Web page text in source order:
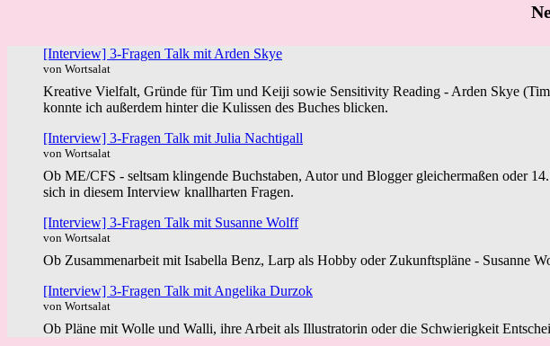
[Interview] 3-Fragen Talk mit Arden Skye
von Wortsalat
Kreative Vielfalt, Gründe für Tim und Keiji sowie Sensitivity Reading - Arden Skye
konnte ich außerdem hinter die Kulissen des Buches blicken.
[Interview] 3-Fragen Talk mit Julia Nachtigall
von Wortsalat
Ob ME/CFS - seltsam klingende Buchstaben, Autor und Blogger gleichermaßen oder
sich in diesem Interview knallharten Fragen.
[Interview] 3-Fragen Talk mit Susanne Wolff
von Wortsalat
Ob Zusammenarbeit mit Isabella Benz, Larp als Hobby oder Zukunftspläne - Susanne
[Interview] 3-Fragen Talk mit Angelika Durzok
von Wortsalat
Ob Pläne mit Wolle und Walli, ihre Arbeit als Illustratorin oder die Schwierigkeit